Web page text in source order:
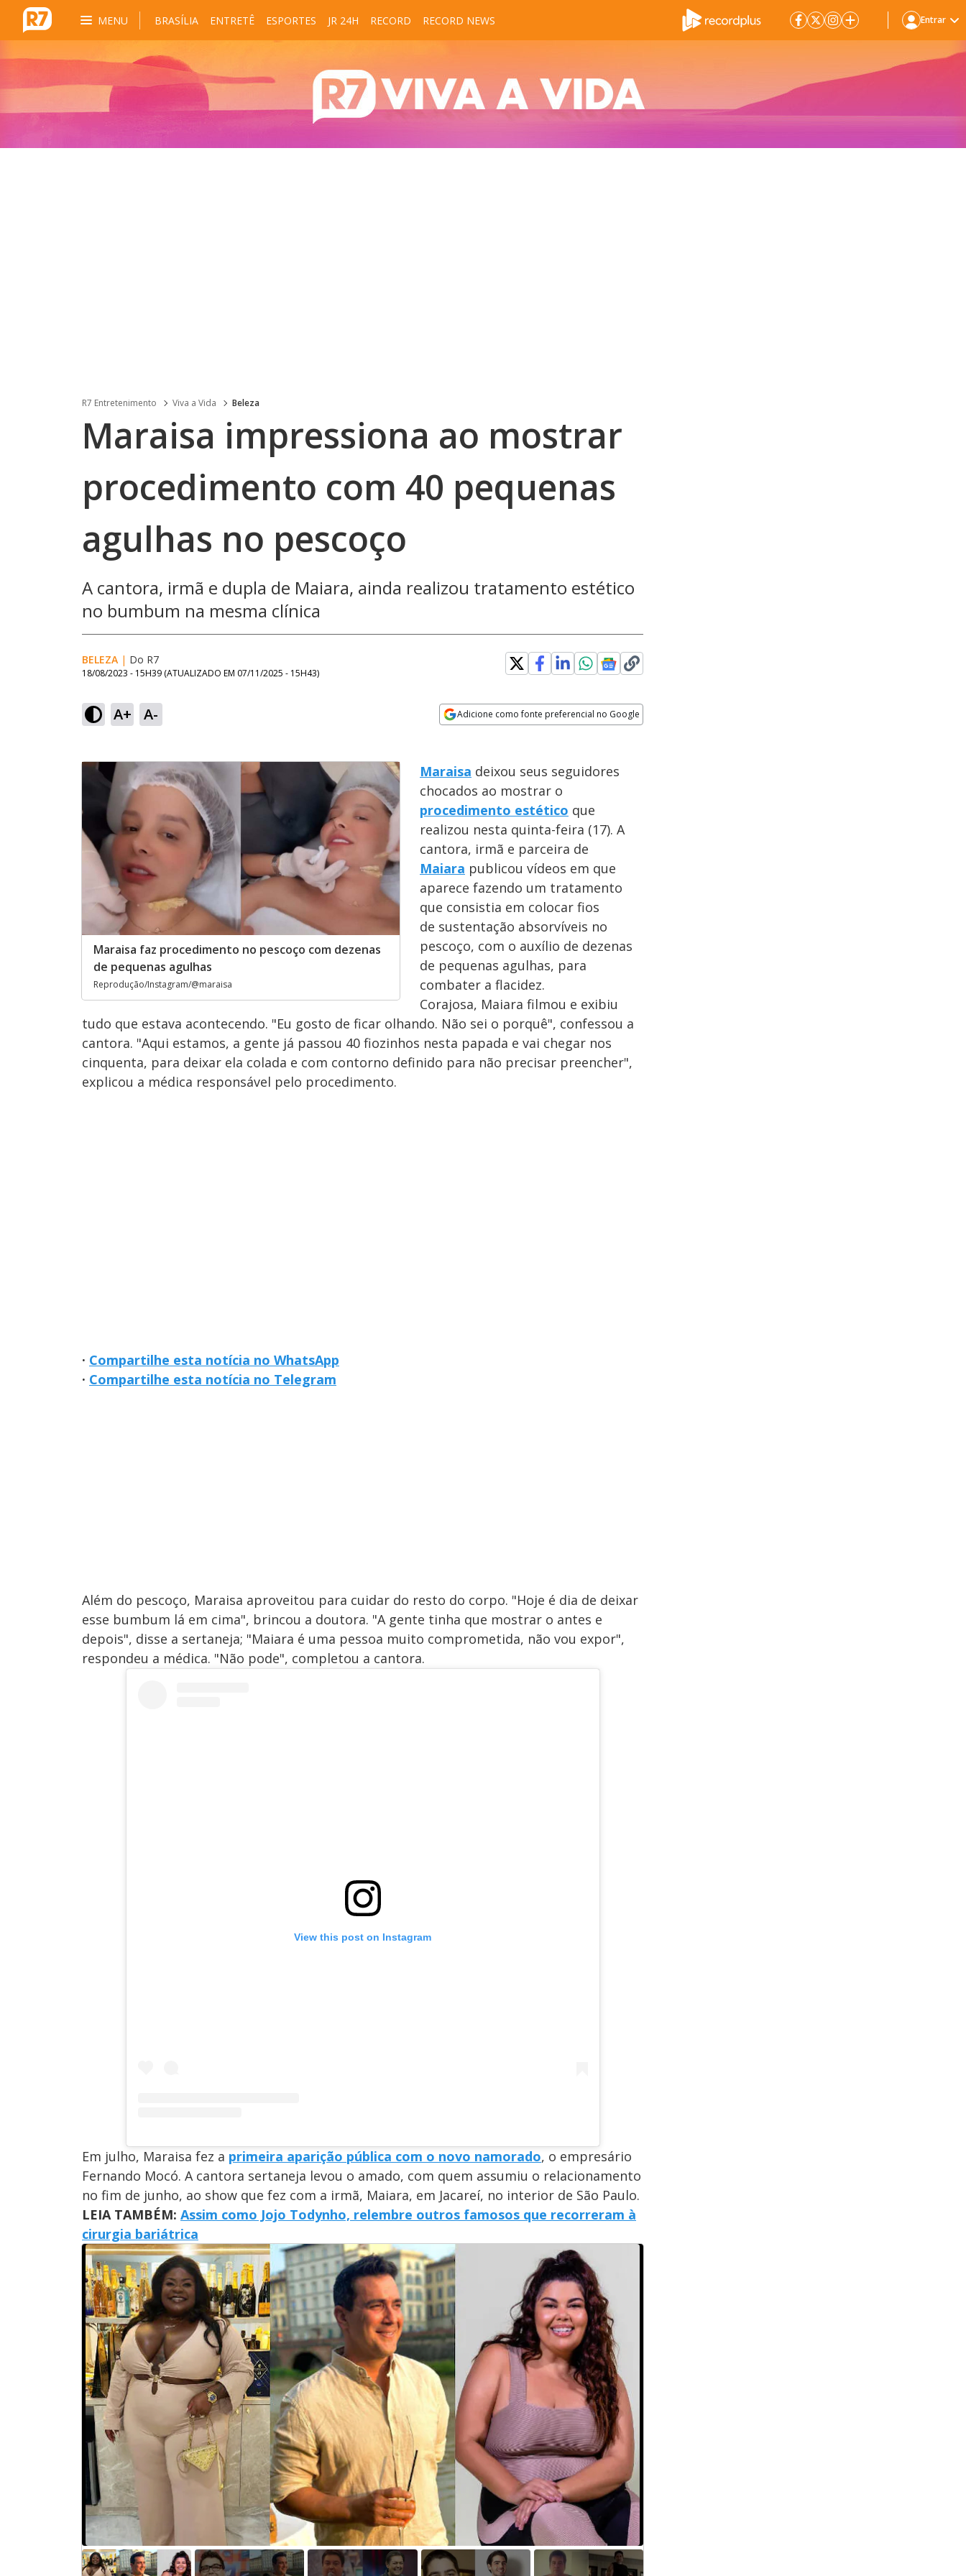
MENU BRASÍLIA ENTRETÊ ESPORTES JR 24H RECORD RECORD NEWS Entrar
R7 Entretenimento Viva a Vida Beleza
Maraisa impressiona ao mostrar
procedimento com 40 pequenas
agulhas no pescoço
A cantora, irmã e dupla de Maiara, ainda realizou tratamento estético
no bumbum na mesma clínica
BELEZA | Do R7
18/08/2023 - 15H39 (ATUALIZADO EM 07/11/2025 - 15H43)
A+ A- Adicione como fonte preferencial no Google
Maraisa faz procedimento no pescoço com dezenas
de pequenas agulhas
Reprodução/Instagram/@maraisa
Maraisa deixou seus seguidores
chocados ao mostrar o
procedimento estético que
realizou nesta quinta-feira (17). A
cantora, irmã e parceira de
Maiara publicou vídeos em que
aparece fazendo um tratamento
que consistia em colocar fios
de sustentação absorvíveis no
pescoço, com o auxílio de dezenas
de pequenas agulhas, para
combater a flacidez.
Corajosa, Maiara filmou e exibiu
tudo que estava acontecendo. "Eu gosto de ficar olhando. Não sei o porquê", confessou a
cantora. "Aqui estamos, a gente já passou 40 fiozinhos nesta papada e vai chegar nos
cinquenta, para deixar ela colada e com contorno definido para não precisar preencher",
explicou a médica responsável pelo procedimento.
· Compartilhe esta notícia no WhatsApp
· Compartilhe esta notícia no Telegram
Além do pescoço, Maraisa aproveitou para cuidar do resto do corpo. "Hoje é dia de deixar
esse bumbum lá em cima", brincou a doutora. "A gente tinha que mostrar o antes e
depois", disse a sertaneja; "Maiara é uma pessoa muito comprometida, não vou expor",
respondeu a médica. "Não pode", completou a cantora.
View this post on Instagram
Em julho, Maraisa fez a primeira aparição pública com o novo namorado, o empresário
Fernando Mocó. A cantora sertaneja levou o amado, com quem assumiu o relacionamento
no fim de junho, ao show que fez com a irmã, Maiara, em Jacareí, no interior de São Paulo.
LEIA TAMBÉM: Assim como Jojo Todynho, relembre outros famosos que recorreram à
cirurgia bariátrica